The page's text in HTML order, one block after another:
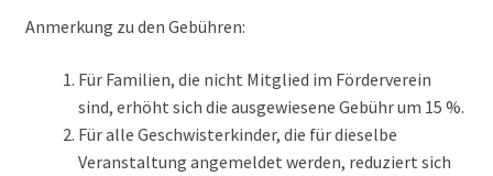
Anmerkung zu den Gebühren:
Für Familien, die nicht Mitglied im Förderverein
sind, erhöht sich die ausgewiesene Gebühr um 15 %.
Für alle Geschwisterkinder, die für dieselbe
Veranstaltung angemeldet werden, reduziert sich